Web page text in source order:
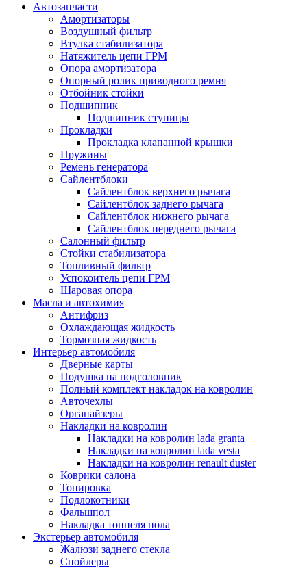
Автозапчасти
Амортизаторы
Воздушный фильтр
Втулка стабилизатора
Натяжитель цепи ГРМ
Опора амортизатора
Опорный ролик приводного ремня
Отбойник стойки
Подшипник
Подшипник ступицы
Прокладки
Прокладка клапанной крышки
Пружины
Ремень генератора
Сайлентблоки
Сайлентблок верхнего рычага
Сайлентблок заднего рычага
Сайлентблок нижнего рычага
Сайлентблок переднего рычага
Салонный фильтр
Стойки стабилизатора
Топливный фильтр
Успокоитель цепи ГРМ
Шаровая опора
Масла и автохимия
Антифриз
Охлаждающая жидкость
Тормозная жидкость
Интерьер автомобиля
Дверные карты
Подушка на подголовник
Полный комплект накладок на ковролин
Авточехлы
Органайзеры
Накладки на ковролин
Накладки на ковролин lada granta
Накладки на ковролин lada vesta
Накладки на ковролин renault duster
Коврики салона
Тонировка
Подлокотники
Фальшпол
Накладка тоннеля пола
Экстерьер автомобиля
Жалюзи заднего стекла
Спойлеры